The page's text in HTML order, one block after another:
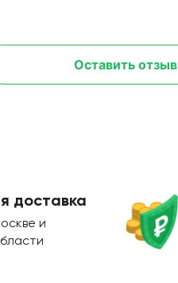
Оставить отзыв
доставка
и